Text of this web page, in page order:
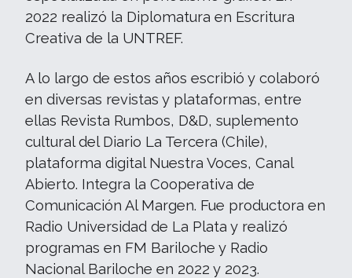
2022 realizó la Diplomatura en Escritura
Creativa de la UNTREF.
A lo largo de estos años escribió y colaboró
en diversas revistas y plataformas, entre
ellas Revista Rumbos, D&D, suplemento
cultural del Diario La Tercera (Chile),
plataforma digital Nuestra Voces, Canal
Abierto. Integra la Cooperativa de
Comunicación Al Margen. Fue productora en
Radio Universidad de La Plata y realizó
programas en FM Bariloche y Radio
Nacional Bariloche en 2022 y 2023.